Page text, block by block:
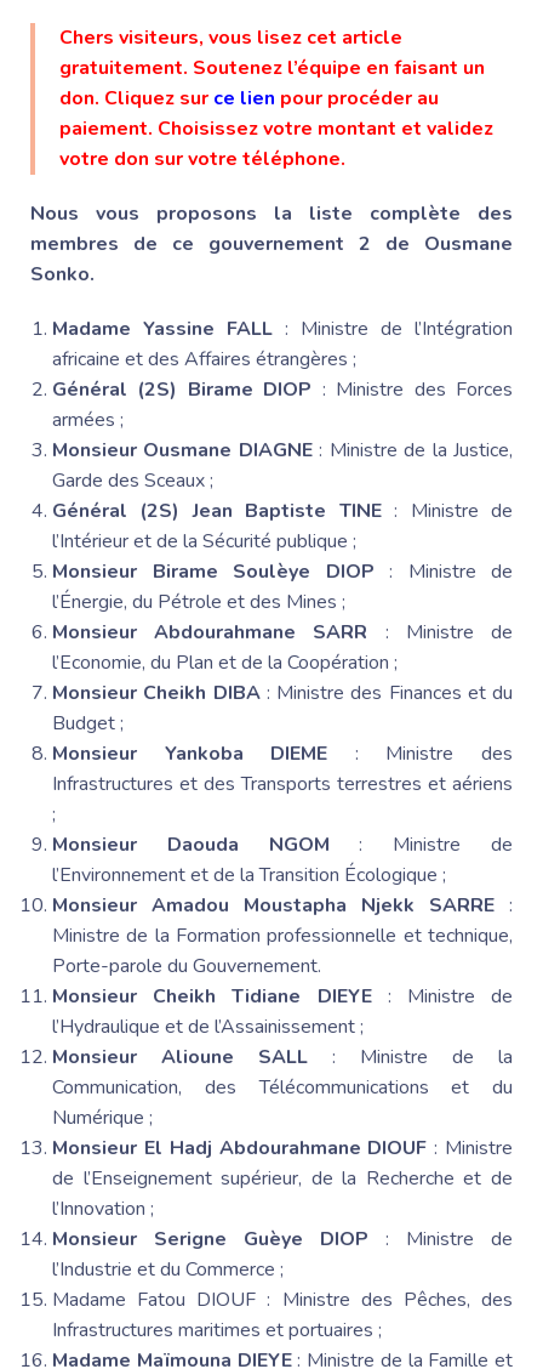
Chers visiteurs, vous lisez cet article
gratuitement. Soutenez l’équipe en faisant un
don. Cliquez sur ce lien pour procéder au
paiement. Choisissez votre montant et validez
votre don sur votre téléphone.
Nous vous proposons la liste complète des
membres de ce gouvernement 2 de Ousmane
Sonko.
Madame Yassine FALL : Ministre de l’Intégration
africaine et des Affaires étrangères ;
Général (2S) Birame DIOP : Ministre des Forces
armées ;
Monsieur Ousmane DIAGNE: Ministre de la Justice,
Garde des Sceaux ;
Général (2S) Jean Baptiste TINE: Ministre de
l’Intérieur et de la Sécurité publique ;
Monsieur Birame Soulèye DIOP : Ministre de
l’Énergie, du Pétrole et des Mines ;
Monsieur Abdourahmane SARR : Ministre de
l’Economie, du Plan et de la Coopération ;
Monsieur Cheikh DIBA: Ministre des Finances et du
Budget ;
Monsieur Yankoba DIEME : Ministre des
Infrastructures et des Transports terrestres et aériens
;
Monsieur Daouda NGOM : Ministre de
l’Environnement et de la Transition Écologique ;
Monsieur Amadou Moustapha Njekk SARRE :
Ministre de la Formation professionnelle et technique,
Porte-parole du Gouvernement.
Monsieur Cheikh Tidiane DIEYE: Ministre de
l’Hydraulique et de l’Assainissement ;
Monsieur Alioune SALL : Ministre de la
Communication, des Télécommunications et du
Numérique ;
Monsieur El Hadj Abdourahmane DIOUF : Ministre
de l’Enseignement supérieur, de la Recherche et de
l’Innovation ;
Monsieur Serigne Guèye DIOP : Ministre de
l’Industrie et du Commerce ;
Madame Fatou DIOUF : Ministre des Pêches, des
Infrastructures maritimes et portuaires ;
Madame Maïmouna DIEYE: Ministre de la Famille et